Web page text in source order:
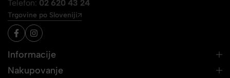
Telefon: 02 620 43 24
Trgovine po Sloveniji
Informacije
Nakupovanje